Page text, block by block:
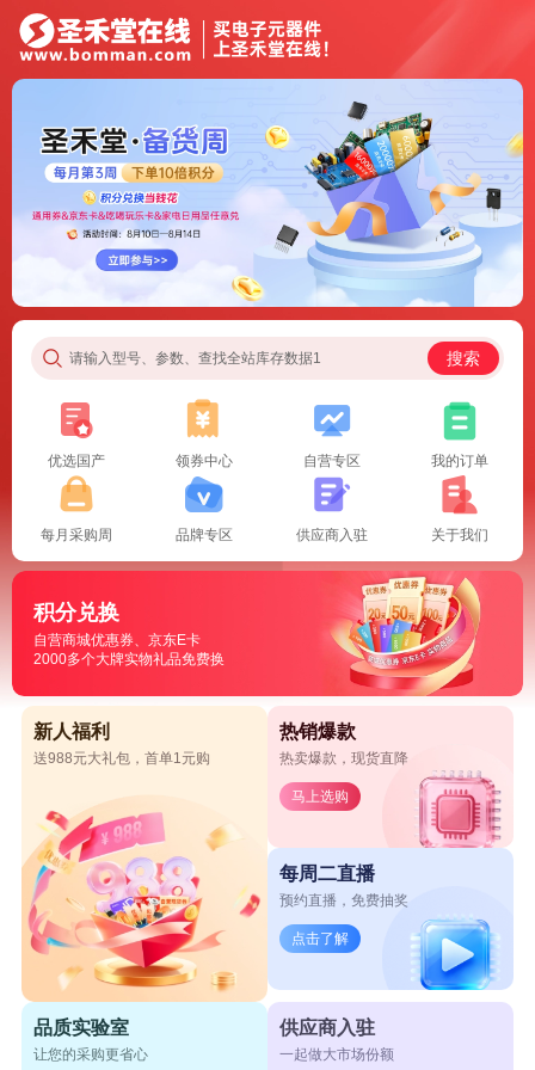
请输入型号、参数、查找全站库存数据1 搜索
优选国产 领券中心 自营专区 我的订单
每月采购周 品牌专区 供应商入驻 关于我们
积分兑换
自营商城优惠券、京东E卡
2000多个大牌实物礼品免费换
新人福利
送988元大礼包，首单1元购
热销爆款
热卖爆款，现货直降
马上选购
每周二直播
预约直播，免费抽奖
点击了解
品质实验室
让您的采购更省心
供应商入驻
一起做大市场份额